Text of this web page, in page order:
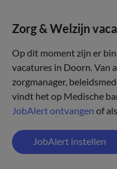
Zorg & Welzijn
Op dit moment zijn er
vacatures in Doorn. Van
zorgmanager,
vindt het op Medische
JobAlert ontvangen of als
JobAlert instellen